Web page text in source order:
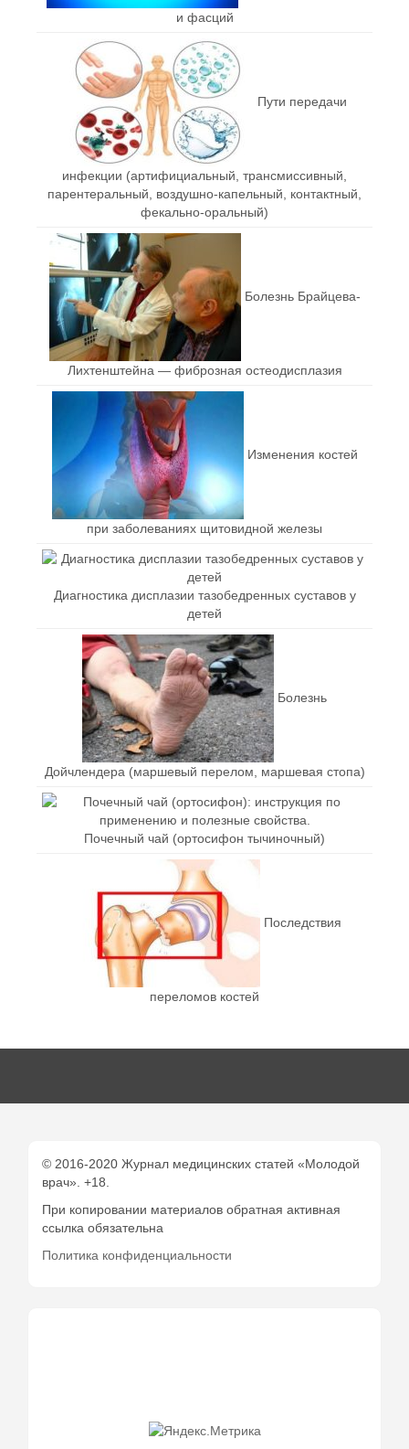
и фасций
Пути передачи
инфекции (артифициальный, трансмиссивный,
парентеральный, воздушно-капельный, контактный,
фекально-оральный)
Болезнь Брайцева-
Лихтенштейна — фиброзная остеодисплазия
Изменения костей
при заболеваниях щитовидной железы
Диагностика дисплазии тазобедренных суставов у
детей
Болезнь
Дойчлендера (маршевый перелом, маршевая стопа)
Почечный чай (ортосифон тычиночный)
Последствия
переломов костей
© 2016-2020 Журнал медицинских статей «Молодой
врач». +18.
При копировании материалов обратная активная
ссылка обязательна
Политика конфиденциальности